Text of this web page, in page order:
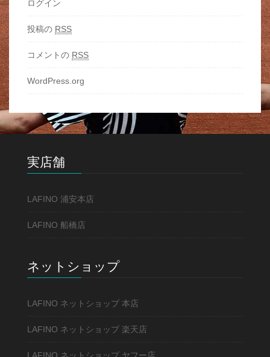
ログイン
投稿の RSS
コメントの RSS
WordPress.org
実店舗
LAFINO 浦安本店
LAFINO 船橋店
ネットショップ
LAFINO ネットショップ 本店
LAFINO ネットショップ 楽天店